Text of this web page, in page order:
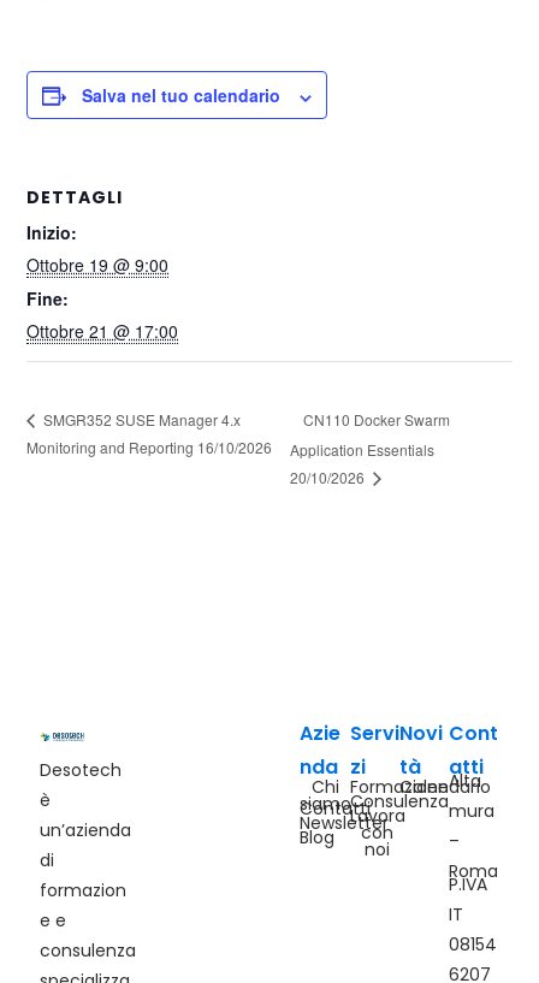
Salva nel tuo calendario
DETTAGLI
Inizio:
Ottobre 19 @ 9:00
Fine:
Ottobre 21 @ 17:00
SMGR352 SUSE Manager 4.x
Monitoring and Reporting 16/10/2026
CN110 Docker Swarm
Application Essentials
20/10/2026
Desotech
è
un’azienda
di
formazion
e e
consulenza
Azie
nda
Chi
siamo
Contatti
Newsletter
Blog
Servi
zi
Formazione
Consulenza
Lavora
con
noi
Novi
tà
Calendario
Cont
atti
Alta
mura
–
Roma
P.IVA
IT
08154
6207